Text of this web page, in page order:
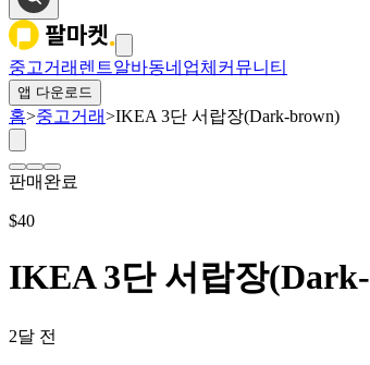
중고거래 렌트알바동네업체 커뮤니티
앱 다운로드
홈>중고거래>IKEA 3단 서랍장(Dark-brown)
판매완료
$40
IKEA 3단 서랍장
2달 전